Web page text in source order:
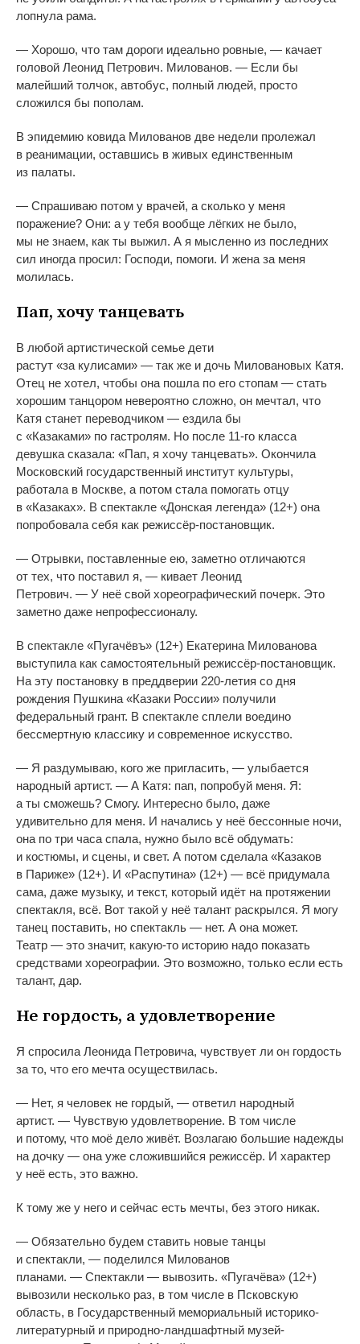
лопнула рама.
— Хорошо, что там дороги идеально ровные, — качает
головой Леонид Петрович. Милованов. — Если бы
малейший толчок, автобус, полный людей, просто
сложился бы пополам.
В эпидемию ковида Милованов две недели пролежал
в реанимации, оставшись в живых единственным
из палаты.
— Спрашиваю потом у врачей, а сколько у меня
поражение? Они: а у тебя вообще лёгких не было,
мы не знаем, как ты выжил. А я мысленно из последних
сил иногда просил: Господи, помоги. И жена за меня
молилась.
Пап, хочу танцевать
В любой артистической семье дети
растут «за кулисами» — так же и дочь Миловановых Катя.
Отец не хотел, чтобы она пошла по его стопам — стать
хорошим танцором невероятно сложно, он мечтал, что
Катя станет переводчиком — ездила бы
с «Казаками» по гастролям. Но после 11-го класса
девушка сказала: «Пап, я хочу танцевать». Окончила
Московский государственный институт культуры,
работала в Москве, а потом стала помогать отцу
в «Казаках». В спектакле «Донская легенда» (12+) она
попробовала себя как режиссёр-постановщик.
— Отрывки, поставленные ею, заметно отличаются
от тех, что поставил я, — кивает Леонид
Петрович. — У неё свой хореографический почерк. Это
заметно даже непрофессионалу.
В спектакле «Пугачёвъ» (12+) Екатерина Милованова
выступила как самостоятельный режиссёр-постановщик.
На эту постановку в преддверии 220-летия со дня
рождения Пушкина «Казаки России» получили
федеральный грант. В спектакле сплели воедино
бессмертную классику и современное искусство.
— Я раздумываю, кого же пригласить, — улыбается
народный артист. — А Катя: пап, попробуй меня. Я:
а ты сможешь? Смогу. Интересно было, даже
удивительно для меня. И начались у неё бессонные ночи,
она по три часа спала, нужно было всё обдумать:
и костюмы, и сцены, и свет. А потом сделала «Казаков
в Париже» (12+). И «Распутина» (12+) — всё придумала
сама, даже музыку, и текст, который идёт на протяжении
спектакля, всё. Вот такой у неё талант раскрылся. Я могу
танец поставить, но спектакль — нет. А она может.
Театр — это значит, какую-то историю надо показать
средствами хореографии. Это возможно, только если есть
талант, дар.
Не гордость, аудовлетворение
Я спросила Леонида Петровича, чувствует ли он гордость
за то, что его мечта осуществилась.
— Нет, я человек не гордый, — ответил народный
артист. — Чувствую удовлетворение. В том числе
и потому, что моё дело живёт. Возлагаю большие надежды
на дочку — она уже сложившийся режиссёр. И характер
у неё есть, это важно.
К тому же у него и сейчас есть мечты, без этого никак.
— Обязательно будем ставить новые танцы
и спектакли, — поделился Милованов
планами. — Спектакли — вывозить. «Пугачёва» (12+)
вывозили несколько раз, в том числе в Псковскую
область, в Государственный мемориальный историко-
литературный и природно-ландшафтный музей-